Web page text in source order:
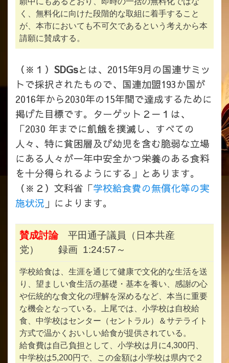
く、無料化に向けた段階的な取組に着手すること
が、本市においても不可欠であるという考えから本
請願に賛成する。
（※１） SDGsとは、2015年9月の国連サミッ
トで採択されたもので、国連加盟193か国が
2016年から2030年の15年間で達成するために
掲げた目標です。ターゲット２－１は、
「2030 年までに飢餓を撲滅し、すべての
人々、特に貧困層及び幼児を含む脆弱な立場
にある人々が一年中安全かつ栄養のある食料
を十分得られるようにする」とあります。
（※２）文科省「学校給食費の無償化等の実
施状況 」によります。
賛成討論 平田通子議員（日本共産
党） 録画 1:24:57～
学校給食は、生涯を通じて健康で文化的な生活を送
り、望ましい食生活の基礎・基本を養い、感謝の心
や伝統的な食文化の理解を深めるなど、本当に重要
な機会となっている。上尾では、小学校は自校給
食、中学校はセンター（セントラル）＆サテライト
方式で温かくおいしい給食が提供されている。
給食費は自己負担として、小学校は月に4,300円、
中学校は5,200円で、この金額は小学校は県内で２